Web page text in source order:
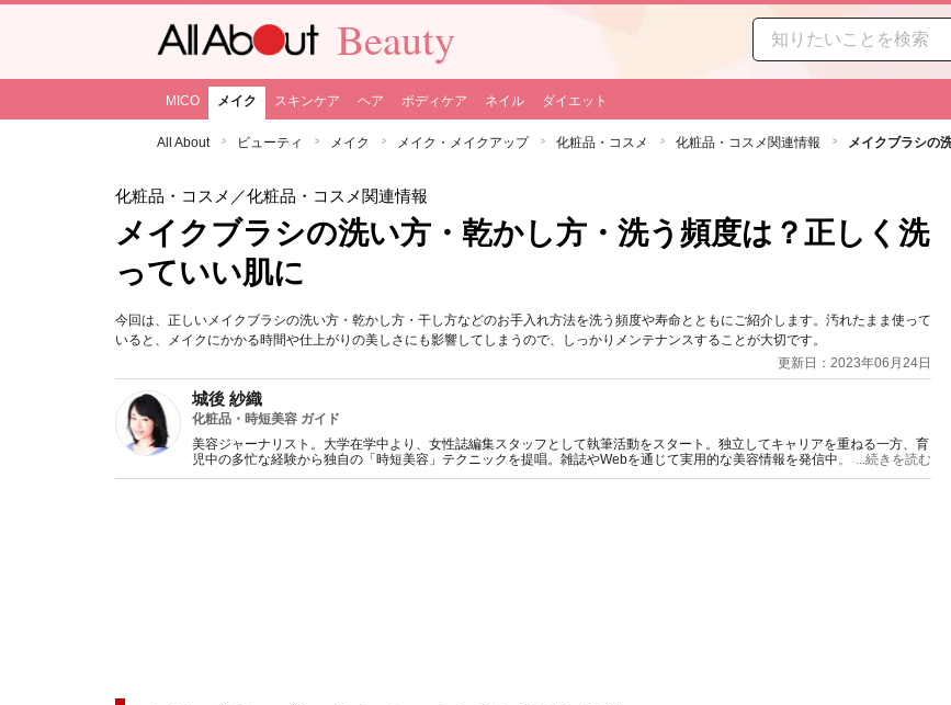
Beauty
MICO メイク スキンケア ヘア ボディケア ネイル ダイエット
All About ビューティ メイク メイク・メイクアップ 化粧品・コスメ 化粧品・コスメ関連情報 メイクブラシの
化粧品・コスメ ／化粧品・コスメ関連情報
メイクブラシの洗い方・乾かし方・洗う頻度は？正しく洗
っていい肌に
今回は、正しいメイクブラシの洗い方・乾かし方・干し方などのお手入れ方法を洗う頻度や寿命とともにご紹介します。汚れたまま使って
いると、メイクにかかる時間や仕上がりの美しさにも影響してしまうので、しっかりメンテナンスすることが大切です。
更新日：2023年06月24日
城後 紗織
化粧品・時短美容 ガイド
美容ジャーナリスト。大学在学中より、女性誌編集スタッフとして執筆活動をスタート。独立してキャリアを重ねる一方、育
児中の多忙な経験から独自の「時短美容」テクニックを提唱。雑誌やWebを通じて実用的な美容情報を発信中。著書に「時短
メイクbeauty」がある。
...続きを読む